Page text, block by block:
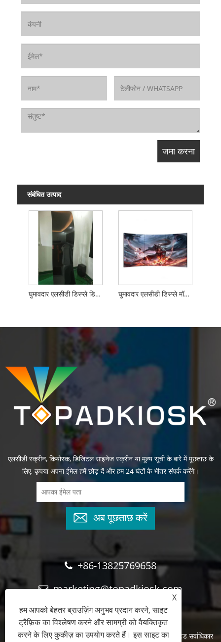
संबंधित उत्पाद
घुमावदार एलसीडी डिस्प्ले डिजिटल साइनेज घुमावदार एलसीडी डिस्प्ले मॉनिटर
एलसीडी स्क्रीन, कियोस्क, डिजिटल साइनेज स्क्रीन या मूल्य सूची के बारे में पूछताछ के
लिए, कृपया अपना ईमेल हमें छोड़ दें और हम 24 घंटों के भीतर संपर्क करेंगे।
अब पूछताछ करें
+86-13825769658
marketing@topadkiosk.com
कॉपीराइट © 2024 शेन्ज़ेन टॉपएडकियोस्क डिस्प्ले टेक्नोलॉजी कं, लिमिटेड सर्वाधिकार
X
हम आपको बेहतर ब्राउज़िंग अनुभव प्रदान करने, साइट
ट्रैफ़िक का विश्लेषण करने और सामग्री को वैयक्तिकृत
करने के लिए कुकीज़ का उपयोग करते हैं। इस साइट का